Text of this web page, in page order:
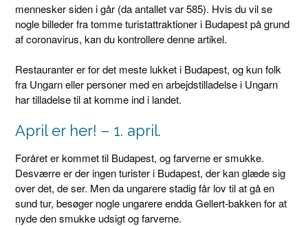
mennesker siden i går (da antallet var 585). Hvis du vil se
nogle billeder fra tomme turistattraktioner i Budapest på grund
af coronavirus, kan du kontrollere denne artikel.
Restauranter er for det meste lukket i Budapest, og kun folk
fra Ungarn eller personer med en arbejdstilladelse i Ungarn
har tilladelse til at komme ind i landet.
April er her! – 1. april.
Foråret er kommet til Budapest, og farverne er smukke.
Desværre er der ingen turister i Budapest, der kan glæde sig
over det, de ser. Men da ungarere stadig får lov til at gå en
sund tur, besøger nogle ungarere endda Gellert-bakken for at
nyde den smukke udsigt og farverne.